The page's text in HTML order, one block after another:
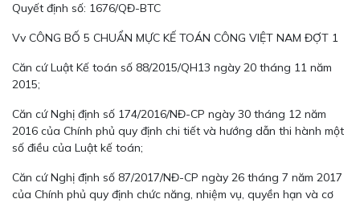
Quyết định số: 1676/QĐ-BTC
Vv CÔNG BỐ 5 CHUẨN MỰC KẾ TOÁN CÔNG VIỆT NAM ĐỢT 1
Căn cứ Luật Kế toán số 88/2015/QH13 ngày 20 tháng 11 năm
2015;
Căn cứ Nghị định số 174/2016/NĐ-CP ngày 30 tháng 12 năm
2016 của Chính phủ quy định chi tiết và hướng dẫn thi hành một
số điều của Luật kế toán;
Căn cứ Nghị định số 87/2017/NĐ-CP ngày 26 tháng 7 năm 2017
của Chính phủ quy định chức năng, nhiệm vụ, quyền hạn và cơ